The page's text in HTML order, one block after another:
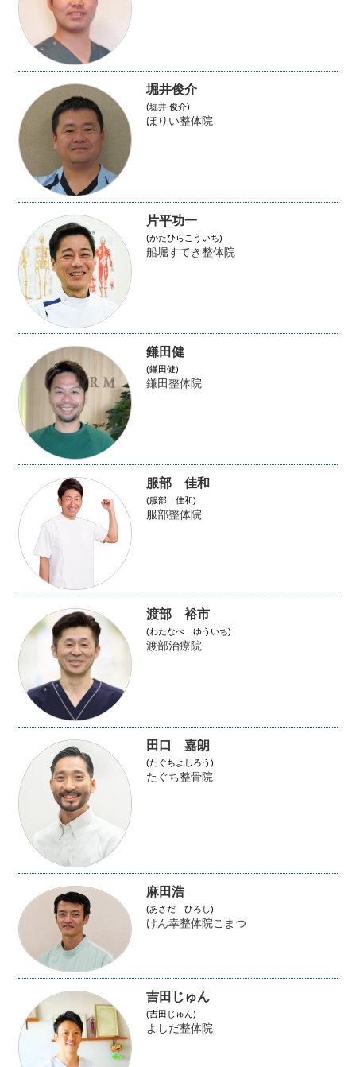
堀井俊介
(堀井 俊介)
ほりい整体院
片平功一
(かたひらこういち)
船堀すてき整体院
鎌田健
(鎌田健)
鎌田整体院
服部 佳和
(服部 佳和)
服部整体院
渡部 裕市
(わたなべ ゆういち)
渡部治療院
田口 嘉朗
(たぐちよしろう)
たぐち整骨院
麻田浩
(あさだ ひろし)
けん幸整体院こまつ
吉田じゅん
(吉田じゅん)
よしだ整体院